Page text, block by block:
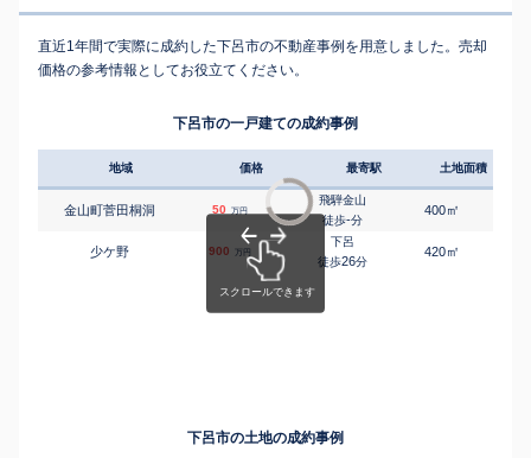
直近1年間で実際に成約した下呂市の不動産事例を用意しました。売却
価格の参考情報としてお役立てください。
下呂市の一戸建ての成約事例
地域 価格 最寄駅 土地面積
金山町菅田桐洞 50 万円
飛騨金山
徒歩-分
400㎡
少ケ野 900 万円
下呂
徒歩26分
420㎡
下呂市の土地の成約事例